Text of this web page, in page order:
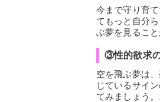
今まで守り育
てもっと自分
ぶ夢を見ること
③性的欲求
空を飛ぶ夢は
じているサイ
てみましょう